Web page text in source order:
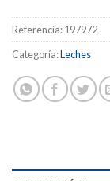
Referencia:197972
Categoría:Leches